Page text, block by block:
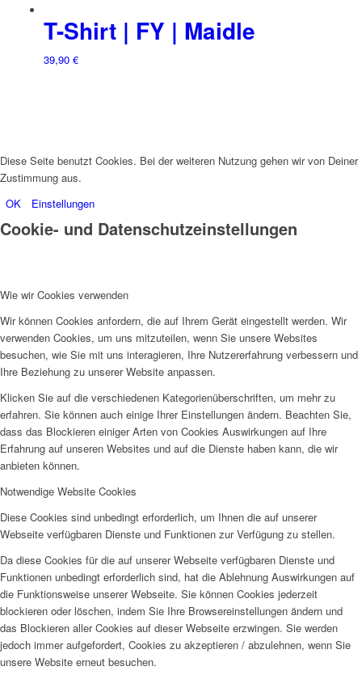
T-Shirt | FY | Maidle
39,90 €
Diese Seite benutzt Cookies. Bei der weiteren Nutzung gehen wir von Deiner
Zustimmung aus.
OK
Einstellungen
Cookie- und Datenschutzeinstellungen
Wie wir Cookies verwenden
Wir können Cookies anfordern, die auf Ihrem Gerät eingestellt werden. Wir
verwenden Cookies, um uns mitzuteilen, wenn Sie unsere Websites
besuchen, wie Sie mit uns interagieren, Ihre Nutzererfahrung verbessern und
Ihre Beziehung zu unserer Website anpassen.
Klicken Sie auf die verschiedenen Kategorienüberschriften, um mehr zu
erfahren. Sie können auch einige Ihrer Einstellungen ändern. Beachten Sie,
dass das Blockieren einiger Arten von Cookies Auswirkungen auf Ihre
Erfahrung auf unseren Websites und auf die Dienste haben kann, die wir
anbieten können.
Notwendige Website Cookies
Diese Cookies sind unbedingt erforderlich, um Ihnen die auf unserer
Webseite verfügbaren Dienste und Funktionen zur Verfügung zu stellen.
Da diese Cookies für die auf unserer Webseite verfügbaren Dienste und
Funktionen unbedingt erforderlich sind, hat die Ablehnung Auswirkungen auf
die Funktionsweise unserer Webseite. Sie können Cookies jederzeit
blockieren oder löschen, indem Sie Ihre Browsereinstellungen ändern und
das Blockieren aller Cookies auf dieser Webseite erzwingen. Sie werden
jedoch immer aufgefordert, Cookies zu akzeptieren / abzulehnen, wenn Sie
unsere Website erneut besuchen.